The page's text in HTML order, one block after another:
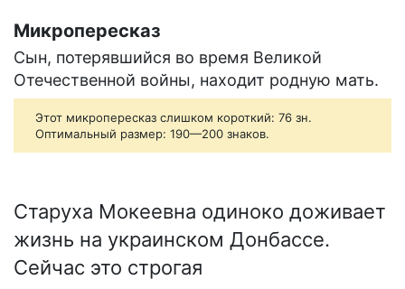
Микропересказ
Сын, потерявшийся во время Великой
Отечественной войны, находит родную мать.
Этот микропересказ слишком короткий: 76 зн.
Оптимальный размер: 190—200 знаков.
Старуха Мокеевна одиноко доживает
жизнь на украинском Донбассе.
Сейчас это строгая